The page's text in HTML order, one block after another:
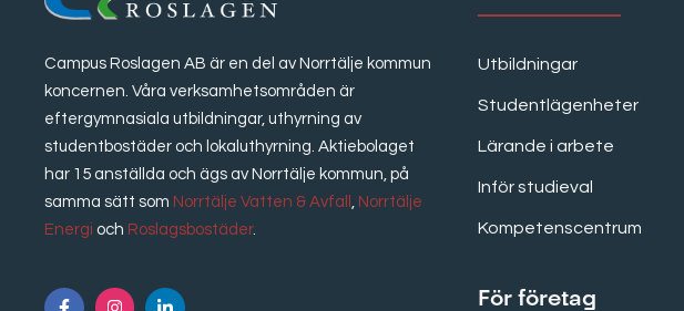
Campus Roslagen AB är en del av Norrtälje kommun
koncernen. Våra verksamhetsområden är
eftergymnasiala utbildningar, uthyrning av
studentbostäder och lokaluthyrning. Aktiebolaget
har 15 anställda och ägs av Norrtälje kommun, på
samma sätt som Norrtälje Vatten & Avfall , Norrtälje
Energi och Roslagsbostäder.
Utbildningar
Studentlägenheter
Lärande i arbete
Inför studieval
Kompetenscentrum
För företag